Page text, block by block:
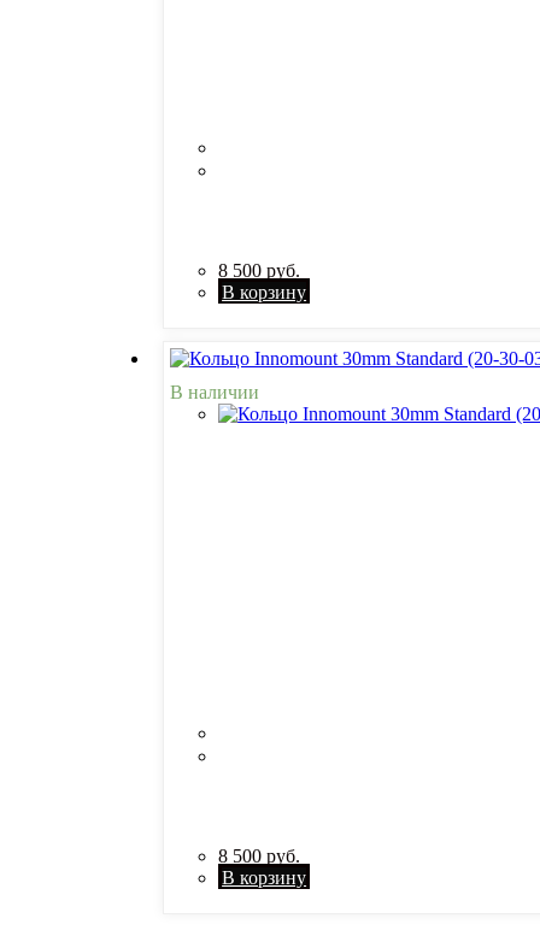
8 500руб.
В корзину
В наличии
8 500руб.
В корзину